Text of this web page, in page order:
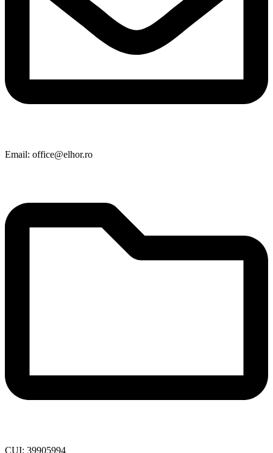
Email: office@elhor.ro
CUI: 39905994